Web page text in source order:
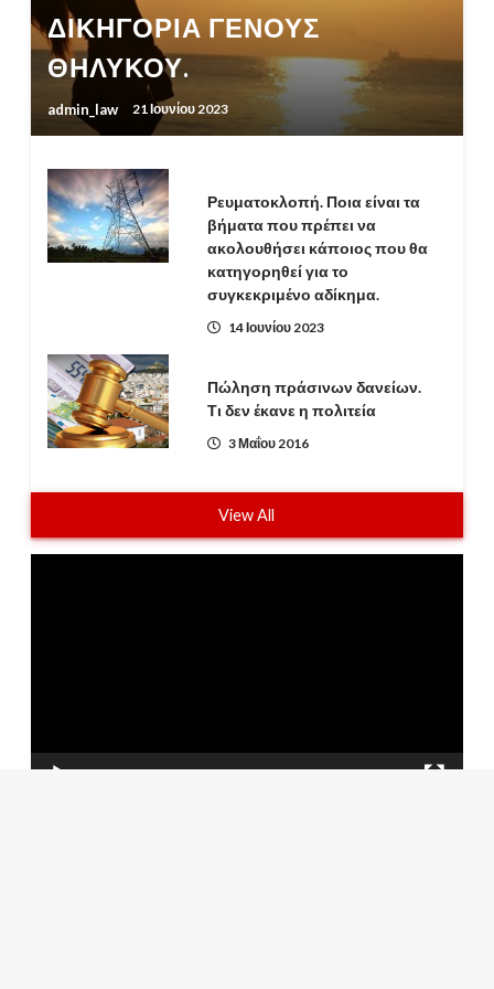
ΔΙΚΗΓΟΡΙΑ ΓΕΝΟΥΣ
ΘΗΛΥΚΟΥ.
admin_law 21 Ιουνίου 2023
Ρευματοκλοπή. Ποια είναι τα
βήματα που πρέπει να
ακολουθήσει κάποιος που θα
κατηγορηθεί για το
συγκεκριμένο αδίκημα.
14 Ιουνίου 2023
Πώληση πράσινων δανείων.
Τι δεν έκανε η πολιτεία
3 Μαΐου 2016
View All